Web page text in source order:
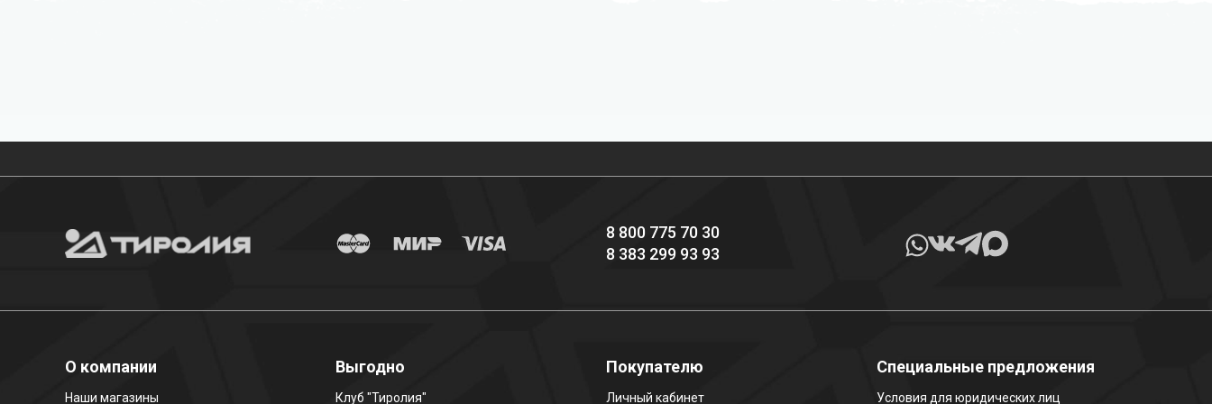
8 800 775 70 30
8 383 299 93 93
О компании
Наши магазины
Выгодно
Клуб "Тиролия"
Покупателю
Личный кабинет
Специальные предложения
Условия для юридических лиц